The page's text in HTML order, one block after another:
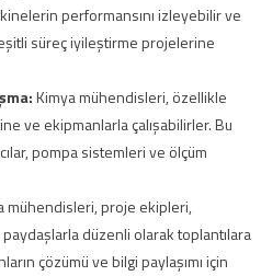
performansını izleyebilir ve
süreç iyileştirme projelerine
Kimya mühendisleri, özellikle
ve ekipmanlarla çalışabilirler. Bu
pompa sistemleri ve ölçüm
mühendisleri, proje ekipleri,
düzenli olarak toplantılara
çözümü ve bilgi paylaşımı için